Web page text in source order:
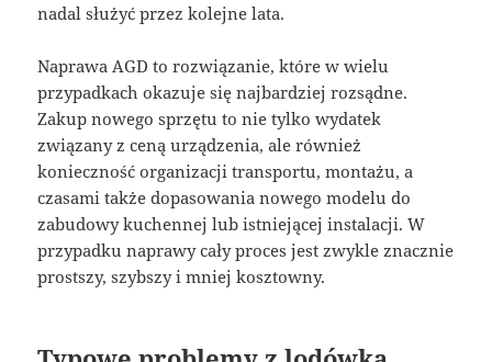
nadal służyć przez kolejne lata.
Naprawa AGD to rozwiązanie, które w wielu
przypadkach okazuje się najbardziej rozsądne.
Zakup nowego sprzętu to nie tylko wydatek
związany z ceną urządzenia, ale również
konieczność organizacji transportu, montażu, a
czasami także dopasowania nowego modelu do
zabudowy kuchennej lub istniejącej instalacji. W
przypadku naprawy cały proces jest zwykle znacznie
prostszy, szybszy i mniej kosztowny.